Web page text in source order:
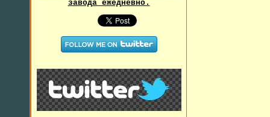
завода ежедневно.